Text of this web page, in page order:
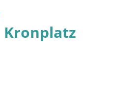
Kronplatz